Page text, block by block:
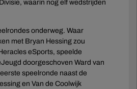
waarin nog elf wedstrijden
onderweg. Waar
met Bryan Hessing zou
eSports, speelde
doorgeschoven Ward van
speelronde naast de
en Van de Coolwijk